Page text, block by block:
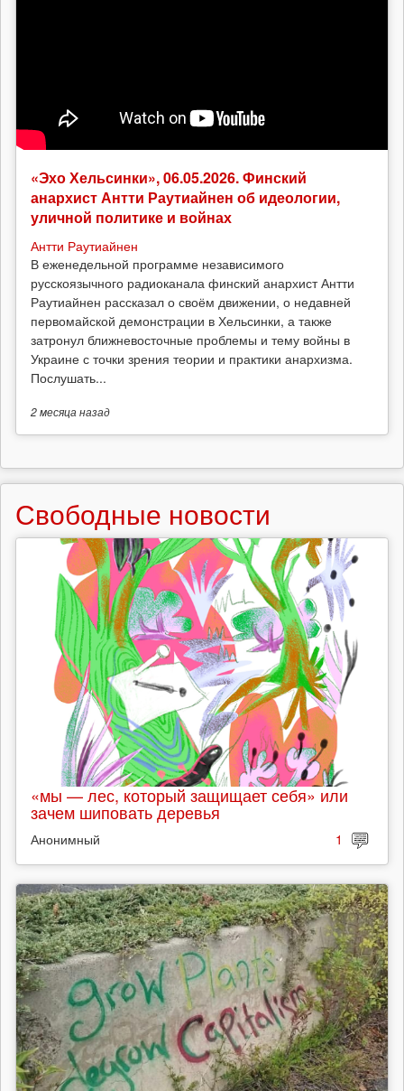
«Эхо Хельсинки», 06.05.2026. Финский
анархист Антти Раутиайнен об идеологии,
уличной политике и войнах
Антти Раутиайнен
В еженедельной программе независимого
русскоязычного радиоканала финский анархист Антти
Раутиайнен рассказал о своём движении, о недавней
первомайской демонстрации в Хельсинки, а также
затронул ближневосточные проблемы и тему войны в
Украине с точки зрения теории и практики анархизма.
Послушать...
2 месяцаназад
Свободные новости
«мы — лес, который защищает себя» или
зачем шиповать деревья
Анонимный 1